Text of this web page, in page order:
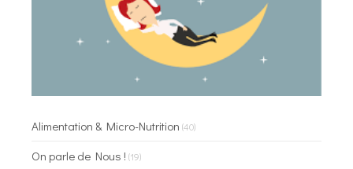
Alimentation & Micro-Nutrition (40)
On parle de Nous ! (19)